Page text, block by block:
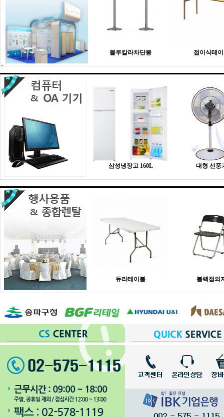
블루칼라차단봉 접이식테
삼성냉장고 160L 대형 선풍
듀라테이블 블랙접의